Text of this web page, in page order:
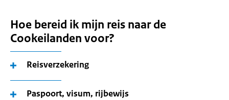
Hoe bereid ik mijn reis naar de
Cookeilanden voor?
Reisverzekering
Paspoort, visum, rijbewijs